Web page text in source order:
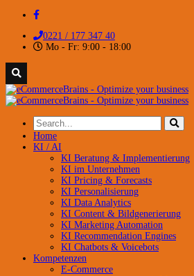
0221 / 177 347 40
Mo - Fr: 9:00 - 18:00
Home
KI / AI
KI Beratung & Implementierung
KI im Unternehmen
KI Pricing & Forecasts
KI Personalisierung
KI Data Analytics
KI Content & Bildgenerierung
KI Marketing Automation
KI Recommendation Engines
KI Chatbots & Voicebots
Kompetenzen
E-Commerce